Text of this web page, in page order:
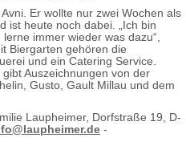
Er wollte nur zwei Wochen als
ist heute noch dabei. „Ich bin
immer wieder was dazu“,
Biergarten gehören die
und ein Catering Service.
Auszeichnungen von der
Gusto, Gault Millau und dem
Laupheimer, Dorfstraße 19, D-
-